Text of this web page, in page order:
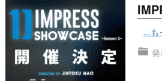
...も